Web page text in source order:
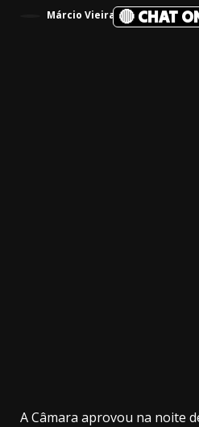
🔴 CHAT
Márcio Vieira ☥ Maio 28,
A Câmara aprovou na noite